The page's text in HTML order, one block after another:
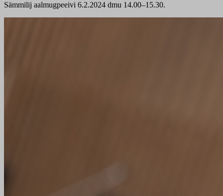
Sämmilij aalmugpeeivi 6.2.2024 dmu 14.00–15.30.